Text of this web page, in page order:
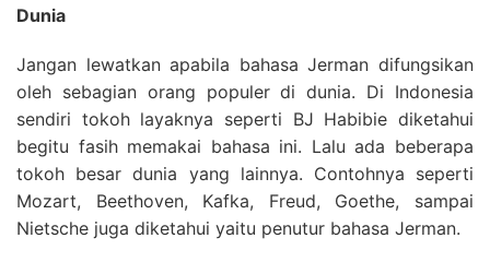
Dunia
Jangan lewatkan apabila bahasa Jerman difungsikan
oleh sebagian orang populer di dunia. Di Indonesia
sendiri tokoh layaknya seperti BJ Habibie diketahui
begitu fasih memakai bahasa ini. Lalu ada beberapa
tokoh besar dunia yang lainnya. Contohnya seperti
Mozart, Beethoven, Kafka, Freud, Goethe, sampai
Nietsche juga diketahui yaitu penutur bahasa Jerman.